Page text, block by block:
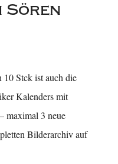
Sören
Stck ist auch die
Kalenders mit
maximal 3 neue
Bilderarchiv auf